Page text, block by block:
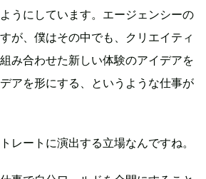
うにしています。エージェンシーの
が、僕はその中でも、クリエイティ
み合わせた新しい体験のアイデアを
アを形にする、というような仕事が
レートに演出する立場なんですね。